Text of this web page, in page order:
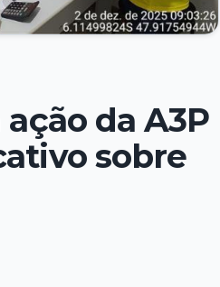
da A3P
sobre